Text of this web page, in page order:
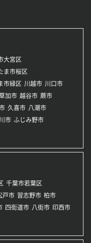
大宮区
ま市桜区
市緑区 川越市 川口市
加市 越谷市 蕨市
久喜市 八潮市
市 ふじみ野市
千葉市若葉区
戸市 習志野市 柏市
四街道市 八街市 印西市